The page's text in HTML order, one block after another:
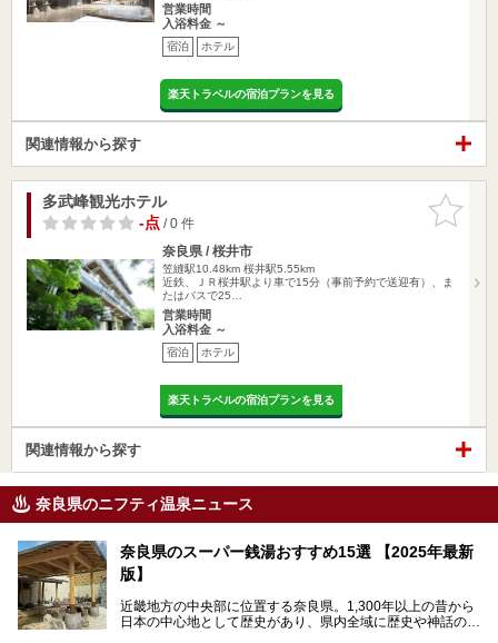
営業時間
入浴料金 ～
宿泊 ホテル
楽天トラベルの宿泊プランを見る
関連情報から探す
お気に入
りに追加
多武峰観光ホテル
-点/ 0 件
奈良県 / 桜井市
笠縫駅10.48km 桜井駅5.55km
近鉄、ＪＲ桜井駅より車で15分（事前予約で送迎有）、ま
たはバスで25…
営業時間
入浴料金 ～
宿泊 ホテル
楽天トラベルの宿泊プランを見る
関連情報から探す
奈良県のニフティ温泉ニュース
奈良県のスーパー銭湯おすすめ15選 【2025年最新
版】
近畿地方の中央部に位置する奈良県。1,300年以上の昔から
日本の中心地として歴史があり、県内全域に歴史や神話の舞